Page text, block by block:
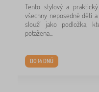
Tento stylový a
všechny neposedné děti
slouží jako podložka,
potažena...
DO 14 DNŮ